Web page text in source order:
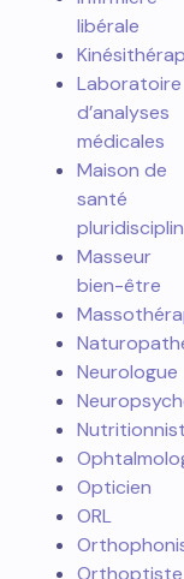
libérale
Laboratoire
d’analyses
médicales
Maison de
santé
Masseur
bien-être
Neurologue
Opticien
ORL
Orthoptiste